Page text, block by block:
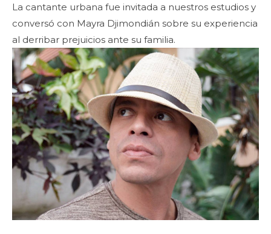
La cantante urbana fue invitada a nuestros estudios y
conversó con Mayra Djimondián sobre su experiencia
al derribar prejuicios ante su familia.